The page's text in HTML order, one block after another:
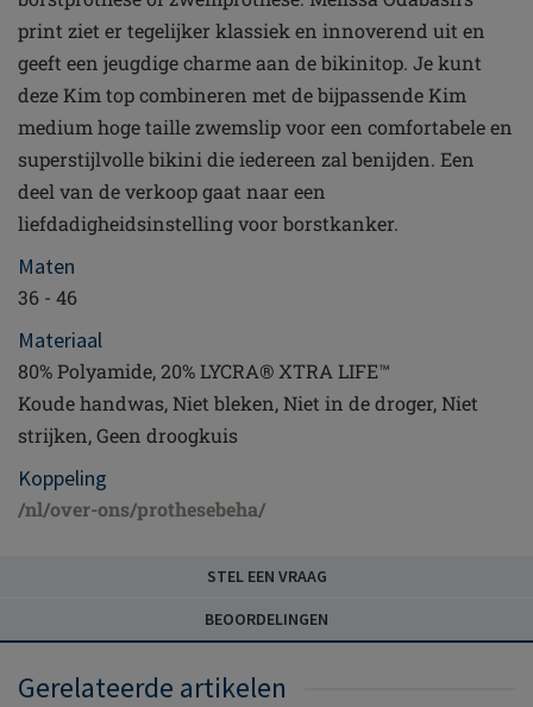
print ziet er tegelijker klassiek en innoverend uit en
geeft een jeugdige charme aan de bikinitop. Je kunt
deze Kim top combineren met de bijpassende Kim
medium hoge taille zwemslip voor een comfortabele en
superstijlvolle bikini die iedereen zal benijden. Een
deel van de verkoop gaat naar een
liefdadigheidsinstelling voor borstkanker.
Maten
36 - 46
Materiaal
80% Polyamide, 20% LYCRA® XTRA LIFE™
Koude handwas, Niet bleken, Niet in de droger, Niet
strijken, Geen droogkuis
Koppeling
/nl/over-ons/prothesebeha/
STEL EEN VRAAG
BEOORDELINGEN
Gerelateerde artikelen